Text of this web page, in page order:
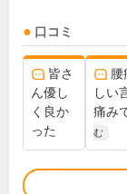
口コミ
皆さ
ん優し
く良か
った
腰
しい
痛み
む